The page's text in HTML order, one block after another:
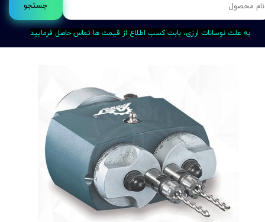
جستجو
به علت نوسانات ارزی، بابت کسب اطلاع از قیمت ها تماس حاصل فرمایید